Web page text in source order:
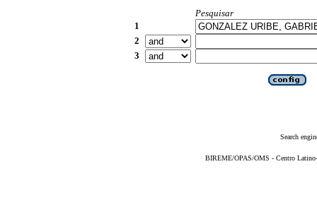
Pesquisar
1
2
3
Search
BIREME/OPAS/OMS - Centro Latino-